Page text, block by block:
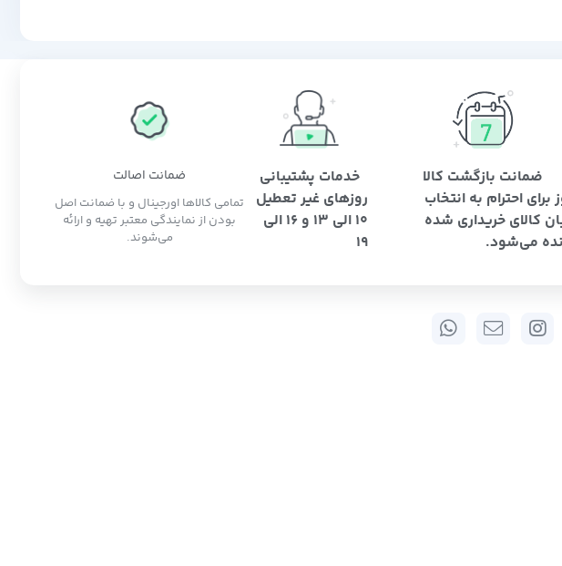
ضمانت بازگشت کالا
روز برای احترام به انتخاب
کالای خریداری شده
می‌شود.
خدمات پشتیبانی
روزهای غیر تعطیل
10 الی 13 و 16 الی
19
ضمانت اصالت
تمامی کالاها اورجینال و با ضمانت اصل
بودن از نمایندگی معتبر تهیه و ارائه
می‌شوند.